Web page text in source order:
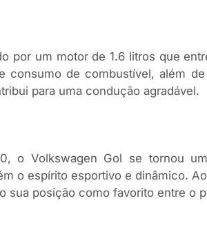
por um motor de 1.6 litros que
consumo de combustível, além
para uma condução agradável.
o Volkswagen Gol se tornou
o espírito esportivo e dinâmico.
sua posição como favorito entre o